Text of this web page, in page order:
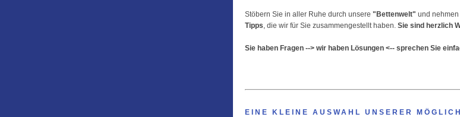
Stöbern Sie in aller Ruhe durch unsere "Bettenwelt" und nehmen
Tipps, die wir für Sie zusammengestellt haben. Sie sind herzlich
Sie haben Fragen --> wir haben Lösungen <-- sprechen Sie
EINE KLEINE AUSWAHL UNSERER